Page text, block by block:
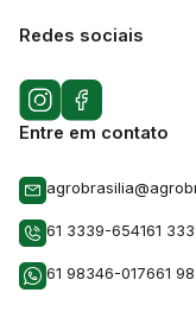
Redes sociais
Entre em contato
61 3339-654161
61 98346-017661